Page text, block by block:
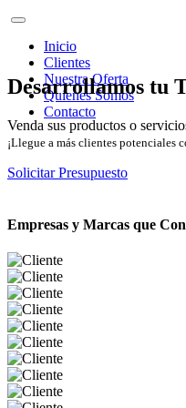
Inicio
Clientes
Nuestra Oferta
Quienes Somos
Contacto
Desarrollamos tu
Venda sus productos o
¡Llegue a más clientes potenciales
Solicitar Presupuesto
Empresas y Marcas que